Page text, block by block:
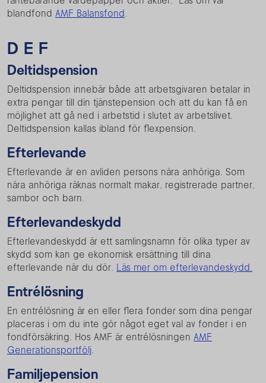
blandfond AMF Balansfond.
D E F
Deltidspension
Deltidspension innebär både att arbetsgivaren betalar in
extra pengar till din tjänstepension och att du kan få en
möjlighet att gå ned i arbetstid i slutet av arbetslivet.
Deltidspension kallas ibland för flexpension.
Efterlevande
Efterlevande är en avliden persons nära anhöriga. Som
nära anhöriga räknas normalt makar, registrerade partner,
sambor och barn.
Efterlevandeskydd
Efterlevandeskydd är ett samlingsnamn för olika typer av
skydd som kan ge ekonomisk ersättning till dina
efterlevande när du dör. Läs mer om efterlevandeskydd.
Entrélösning
En entrélösning är en eller flera fonder som dina pengar
placeras i om du inte gör något eget val av fonder i en
fondförsäkring. Hos AMF är entrélösningen AMF
Generationsportfölj.
Familjepension